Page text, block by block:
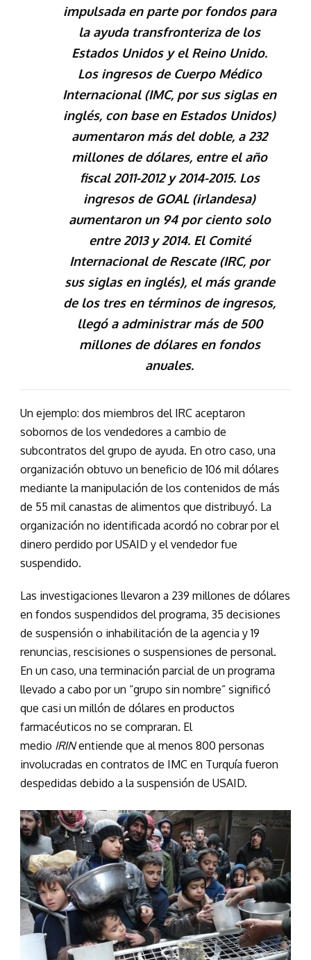
impulsada en parte por fondos para
la ayuda transfronteriza de los
Estados Unidos y el Reino Unido.
Los ingresos de Cuerpo Médico
Internacional (IMC, por sus siglas en
inglés, con base en Estados Unidos)
aumentaron más del doble, a 232
millones de dólares, entre el año
fiscal 2011-2012 y 2014-2015. Los
ingresos de GOAL (irlandesa)
aumentaron un 94 por ciento solo
entre 2013 y 2014. El Comité
Internacional de Rescate (IRC, por
sus siglas en inglés), el más grande
de los tres en términos de ingresos,
llegó a administrar más de 500
millones de dólares en fondos
anuales.
Un ejemplo: dos miembros del IRC aceptaron
sobornos de los vendedores a cambio de
subcontratos del grupo de ayuda. En otro caso, una
organización obtuvo un beneficio de 106 mil dólares
mediante la manipulación de los contenidos de más
de 55 mil canastas de alimentos que distribuyó. La
organización no identificada acordó no cobrar por el
dinero perdido por USAID y el vendedor fue
suspendido.
Las investigaciones llevaron a 239 millones de dólares
en fondos suspendidos del programa, 35 decisiones
de suspensión o inhabilitación de la agencia y 19
renuncias, rescisiones o suspensiones de personal.
En un caso, una terminación parcial de un programa
llevado a cabo por un “grupo sin nombre” significó
que casi un millón de dólares en productos
farmacéuticos no se compraran. El
medio IRINentiende que al menos 800 personas
involucradas en contratos de IMC en Turquía fueron
despedidas debido a la suspensión de USAID.